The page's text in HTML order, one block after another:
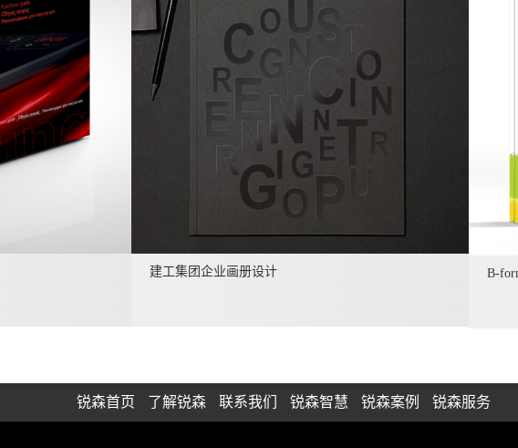
建工集团企业画册设计 B-
锐森首页 了解锐森 联系我们 锐森智慧 锐森案例 锐森服务